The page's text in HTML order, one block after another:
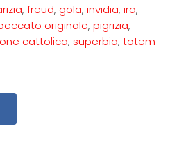
, freud, gola, invidia, ira,
originale, pigrizia,
cattolica, superbia, totem